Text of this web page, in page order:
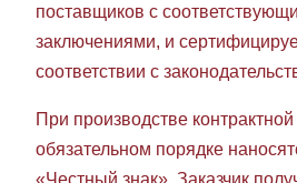
поставщиков с
заключениями, и
соответствии с
При производстве
обязательном порядке
«Честный знак». Заказчик